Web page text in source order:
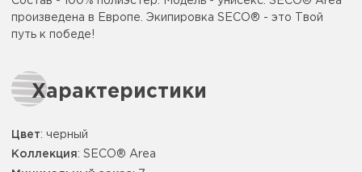
произведена в Европе. Экипировка SECO® - это Твой
путь к победе!
Характеристики
Цвет: черный
Коллекция : SECO® Area